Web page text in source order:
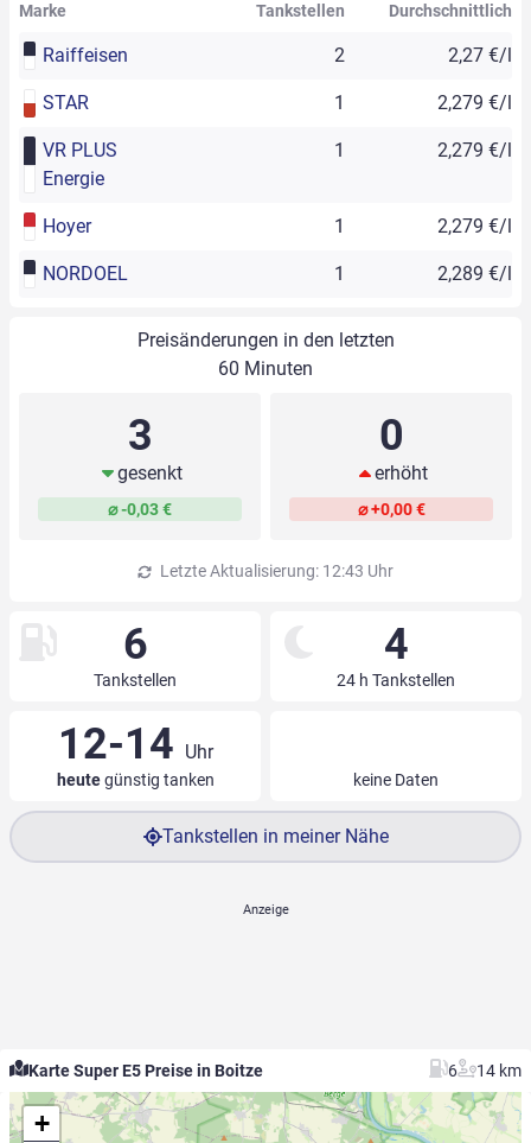
Marke Tankstellen Durchschnittlich
Raiffeisen 2 2,27 €/l
STAR 1 2,279 €/l
VR PLUS
Energie
1 2,279 €/l
Hoyer 1 2,279 €/l
NORDOEL 1 2,289 €/l
Preisänderungen in den letzten
60 Minuten
3
gesenkt
⌀ -0,03 €
0
erhöht
⌀ +0,00 €
Letzte Aktualisierung: 12:43 Uhr
6
Tankstellen
4
24 h Tankstellen
12-14 Uhr
heutegünstig tanken keine Daten
Tankstellen in meiner Nähe
Karte Super E5 Preise in Boitze 6 14 km
+